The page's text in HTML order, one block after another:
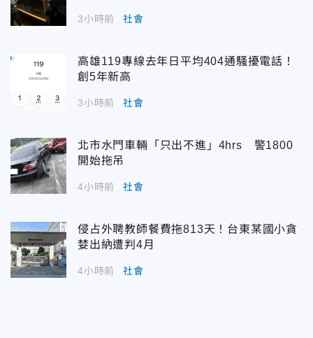
3小時前 社會
高雄119專線去年日平均404通騷擾電話！
創5年新高
3小時前 社會
北市水門車輛「只出不進」4hrs 警1800
開始拖吊
4小時前 社會
侵占外聘教師餐費拖813天！台東某國小貪
婪出納遭判4月
4小時前 社會